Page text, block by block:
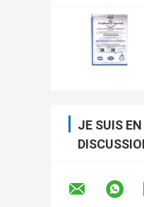
JE SUIS